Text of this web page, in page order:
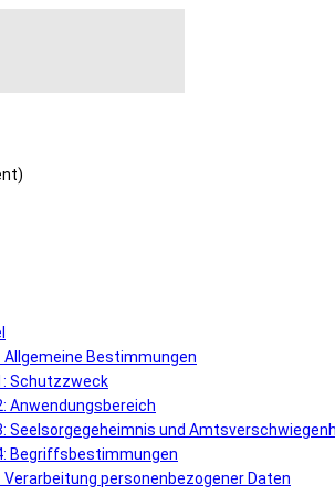
Allgemeine Bestimmungen
Schutzzweck
Anwendungsbereich
Seelsorgegeheimnis und
Begriffsbestimmungen
Verarbeitung personenbezogener Daten